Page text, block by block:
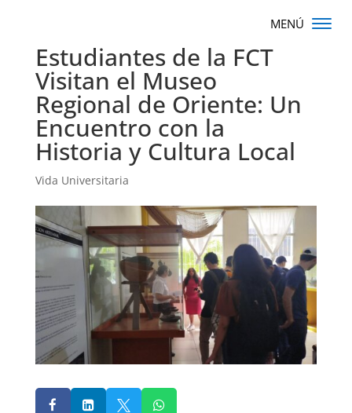
Estudiantes de la FCT
Visitan el Museo
Regional de Oriente: Un
Encuentro con la
Historia y Cultura Local
Vida Universitaria
   